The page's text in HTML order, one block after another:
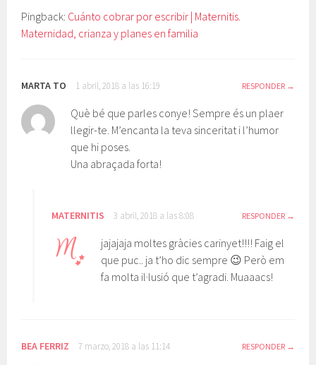
Pingback: Cuánto cobrar por escribir | Maternitis.
Maternidad, crianza y planes en familia
MARTA TO 1 abril, 2018 a las 16:19 RESPONDER
Què bé que parles conye! Sempre és un plaer
llegir-te. M’encanta la teva sinceritat i l’humor
que hi poses.
Una abraçada forta!
MATERNITIS 3 abril, 2018 a las 8:08 RESPONDER
jajajaja moltes gràcies carinyet!!!! Faig el
que puc.. ja t’ho dic sempre 😉 Però em
fa molta il·lusió que t’agradi. Muaaacs!
BEA FERRIZ 7 marzo, 2018 a las 11:14 RESPONDER